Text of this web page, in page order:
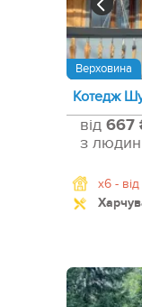
Верховина
Котедж
від 667
з
x6 - від